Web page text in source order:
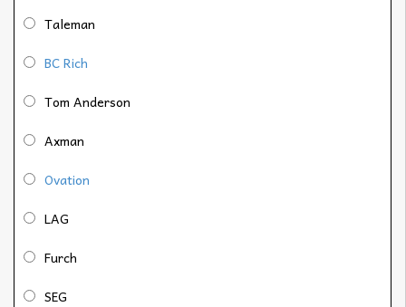
Taleman
BC Rich
Tom Anderson
Axman
Ovation
LAG
Furch
SEG